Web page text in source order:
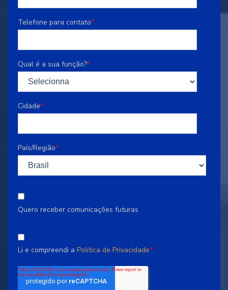
Telefone para contato*
Qual é a sua função?*
Cidade*
País/Região*
Quero receber comunicações futuras
Li e compreendi a Política de Privacidade*